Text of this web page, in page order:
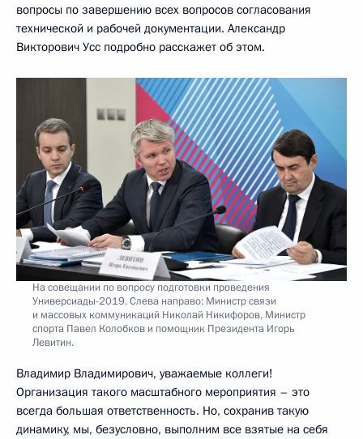
вопросы по завершению всех вопросов согласования
технической и рабочей документации. Александр
Викторович Усс подробно расскажет об этом.
На совещании по вопросу подготовки проведения
Универсиады-2019. Слева направо: Министр связи
и массовых коммуникаций Николай Никифоров, Министр
спорта Павел Колобков и помощник Президента Игорь
Левитин.
Владимир Владимирович, уважаемые коллеги!
Организация такого масштабного мероприятия – это
всегда большая ответственность. Но, сохранив такую
динамику, мы, безусловно, выполним все взятые на себя